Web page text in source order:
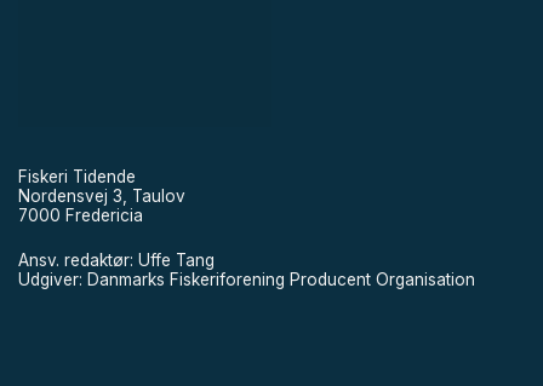
Fiskeri Tidende
Nordensvej 3, Taulov
7000 Fredericia
Ansv. redaktør: Uffe Tang
Udgiver: Danmarks Fiskeriforening Producent Organisation